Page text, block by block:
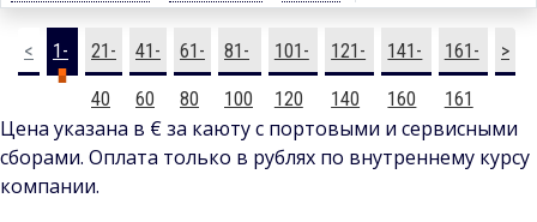
< 1- 21-
40
41-
60
61-
80
81-
100
101-
120
121-
140
141-
160
161-
161
>
Цена указана в € за каюту с портовыми и сервисными
сборами. Оплата только в рублях по внутреннему курсу
компании.